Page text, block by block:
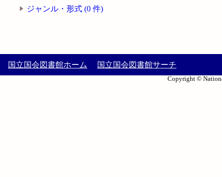
ジャンル・形式 (0 件)
国立国会図書館ホーム 国立国会図書館サーチ
Copyright ©